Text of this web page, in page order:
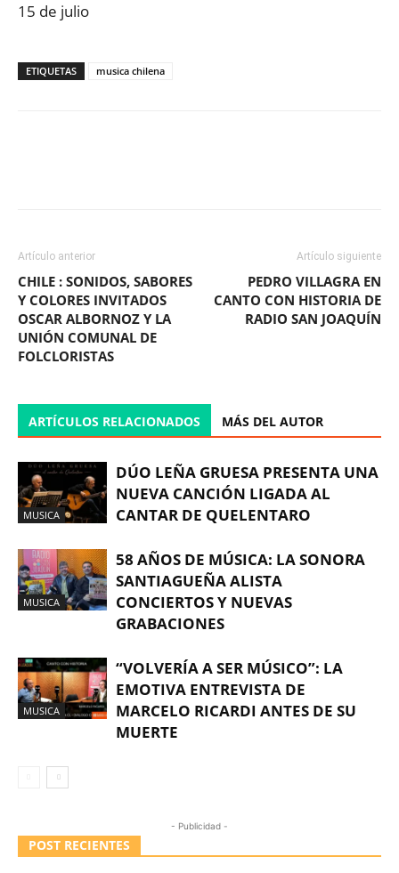
15 de julio
ETIQUETAS musica chilena
Artículo anterior
CHILE : SONIDOS, SABORES
Y COLORES INVITADOS
OSCAR ALBORNOZ Y LA
UNIÓN COMUNAL DE
FOLCLORISTAS
Artículo siguiente
PEDRO VILLAGRA EN
CANTO CON HISTORIA DE
RADIO SAN JOAQUÍN
ARTÍCULOS RELACIONADOS MÁS DEL AUTOR
MUSICA
DÚO LEÑA GRUESA PRESENTA UNA
NUEVA CANCIÓN LIGADA AL
CANTAR DE QUELENTARO
MUSICA
58 AÑOS DE MÚSICA: LA SONORA
SANTIAGUEÑA ALISTA
CONCIERTOS Y NUEVAS
GRABACIONES
MUSICA
“VOLVERÍA A SER MÚSICO”: LA
EMOTIVA ENTREVISTA DE
MARCELO RICARDI ANTES DE SU
MUERTE
- Publicidad -
POST RECIENTES